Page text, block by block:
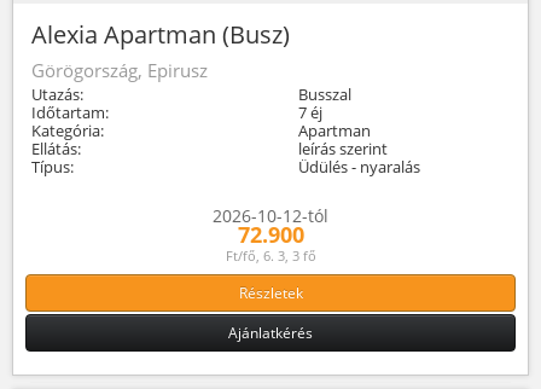
Alexia Apartman (Busz)
Görögország, Epirusz
Utazás:
Busszal
Időtartam:
7 éj
Kategória:
Apartman
Ellátás:
leírás szerint
Típus:
Üdülés - nyaralás
2026-10-12-tól
72.900
Ft/fő, 6. 3, 3 fő
Részletek
Ajánlatkérés